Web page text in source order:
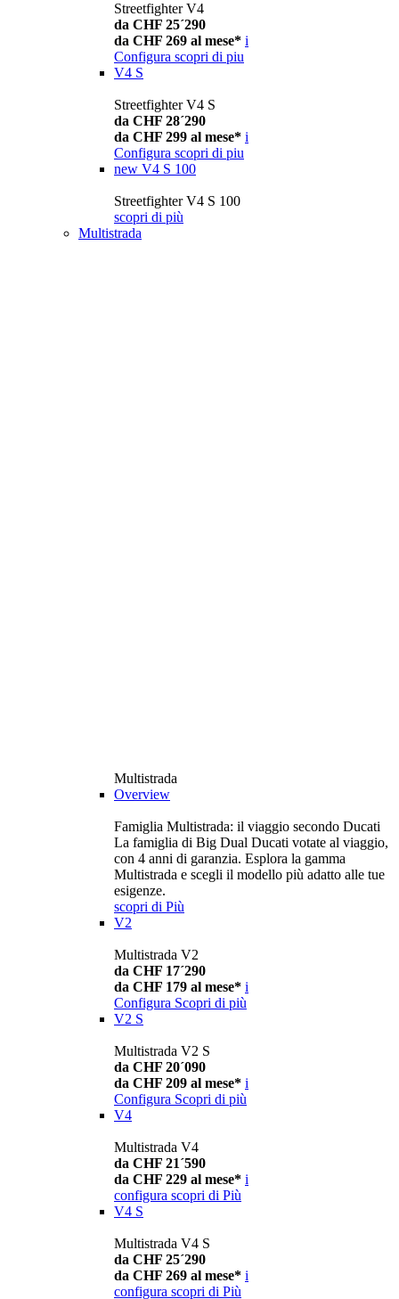
Streetfighter V4
da CHF 25´290
da CHF 269 al mese* i
Configura scopri di piu
V4 S
Streetfighter V4 S
da CHF 28´290
da CHF 299 al mese* i
Configura scopri di piu
new V4 S 100
Streetfighter V4 S 100
scopri di più
Multistrada
Multistrada
Overview
Famiglia Multistrada: il viaggio secondo Ducati
La famiglia di Big Dual Ducati votate al viaggio,
con 4 anni di garanzia. Esplora la gamma
Multistrada e scegli il modello più adatto alle tue
esigenze.
scopri di Più
V2
Multistrada V2
da CHF 17´290
da CHF 179 al mese* i
Configura Scopri di più
V2 S
Multistrada V2 S
da CHF 20´090
da CHF 209 al mese* i
Configura Scopri di più
V4
Multistrada V4
da CHF 21´590
da CHF 229 al mese* i
configura scopri di Più
V4 S
Multistrada V4 S
da CHF 25´290
da CHF 269 al mese* i
configura scopri di Più